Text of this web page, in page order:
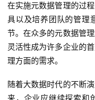
在实施元数据管理的过
具以及培养团队的管理
节。在众多的元数据管
灵活性成为许多企业的
理方面的需求。
随着大数据时代的不断